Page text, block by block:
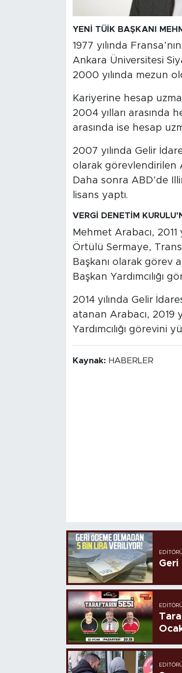
YENİ TÜİK BAŞKANI
1977 yılında
Ankara Üniversitesi
2000 yılında mezun
Kariyerine hesap
2004 yılları arasında
arasında ise hesap
2007 yılında Gelir
olarak görevlendirilen
Daha sonra ABD’de
lisans yaptı.
VERGİ DENETİM
Mehmet Arabacı,
Örtülü Sermaye,
Başkanı olarak görev
Başkan Yardımcılığı
2014 yılında Gelir
atanan Arabacı, 2019
Yardımcılığı görevini
Kaynak: HABERLER
Geri